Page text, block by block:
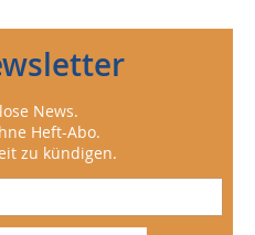
News.
Heft-Abo.
zu kündigen.